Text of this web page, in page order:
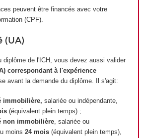
peuvent être financés avec votre
(CPF).
(UA)
diplôme de l'ICH, vous devez aussi valider
correspondant à l'expérience
avant la demande du diplôme. Il s'agit:
immobilière, salariée ou indépendante,
(équivalent plein temps) ;
non immobilière, salariée ou
moins 24 mois(équivalent plein temps),